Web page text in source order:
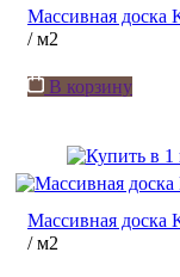
Массивная доска
/ м2
В корзину
Массивная доска
/ м2